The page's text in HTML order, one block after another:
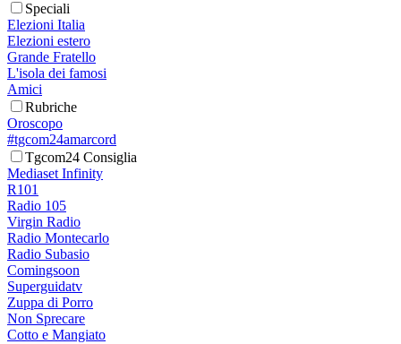
Speciali
Elezioni Italia
Elezioni estero
Grande Fratello
L'isola dei famosi
Amici
Rubriche
Oroscopo
#tgcom24amarcord
Tgcom24 Consiglia
Mediaset Infinity
R101
Radio 105
Virgin Radio
Radio Montecarlo
Radio Subasio
Comingsoon
Superguidatv
Zuppa di Porro
Non Sprecare
Cotto e Mangiato